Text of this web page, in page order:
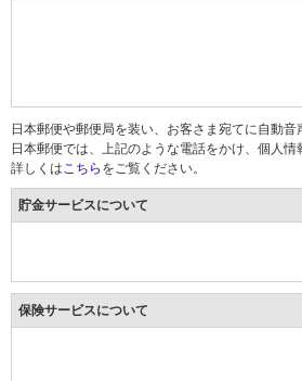
日本郵便や郵便局を装い、お客さま宛てに自動
日本郵便では、上記のような電話をかけ、個人情
詳しくは こちらをご覧ください。
貯金サービスについて
保険サービスについて